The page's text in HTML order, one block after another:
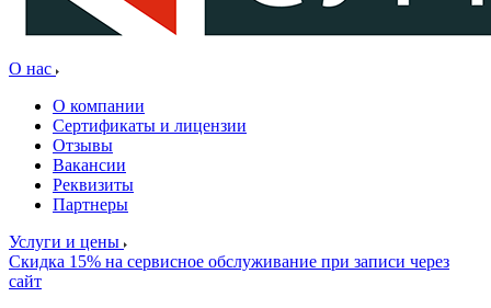
О нас
О компании
Сертификаты и лицензии
Отзывы
Вакансии
Реквизиты
Партнеры
Услуги и цены
Скидка 15% на сервисное обслуживание при записи через
сайт